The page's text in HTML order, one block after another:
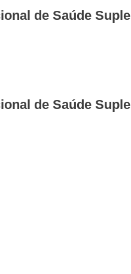
de Saúde
de Saúde